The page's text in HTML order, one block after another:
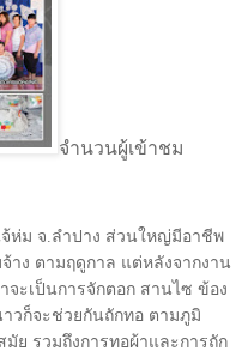
จำนวนผู้เข้าชม
ห่ม จ.ลำปาง ส่วนใหญ่มีอาชีพ
าง ตามฤดูกาล แต่หลังจากงาน
จะเป็นการจักตอก สานไซ ข้อง
วก็จะช่วยกันถักทอ ตามภูมิ
ย รวมถึงการทอผ้าและการถัก